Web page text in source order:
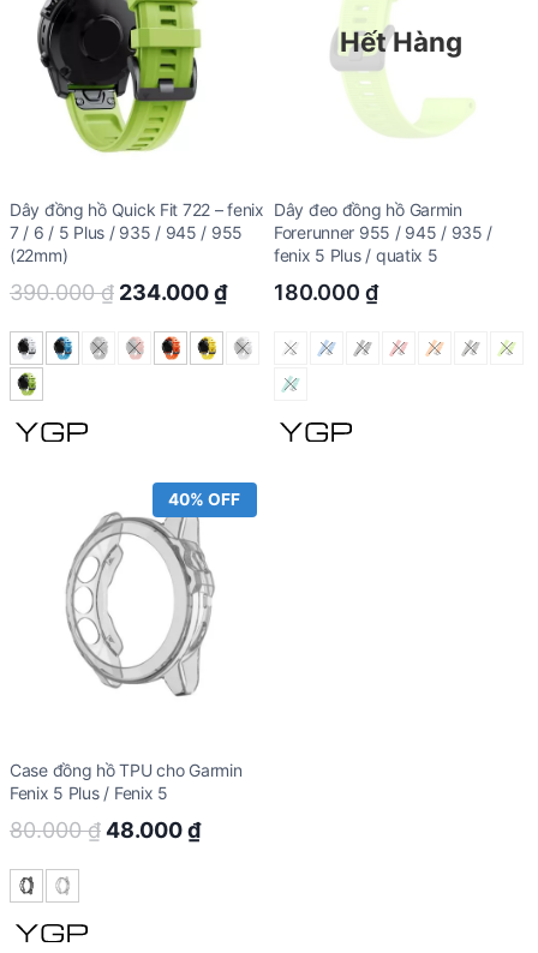
Dây đồng hồ Quick Fit 722 – fenix
7 / 6 / 5 Plus / 935 / 945 / 955
(22mm)
390.000₫ Original
was:
234.000₫Current
is:
234.000 ₫.
Hết Hàng
Dây đeo đồng hồ Garmin
Forerunner 955 / 945 / 935 /
fenix 5 Plus / quatix 5
180.000 ₫
40% OFF
Case đồng hồ TPU cho Garmin
Fenix 5 Plus / Fenix 5
80.000₫Original
48.000₫Current